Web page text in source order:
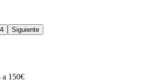
4 Siguiente
a 150€